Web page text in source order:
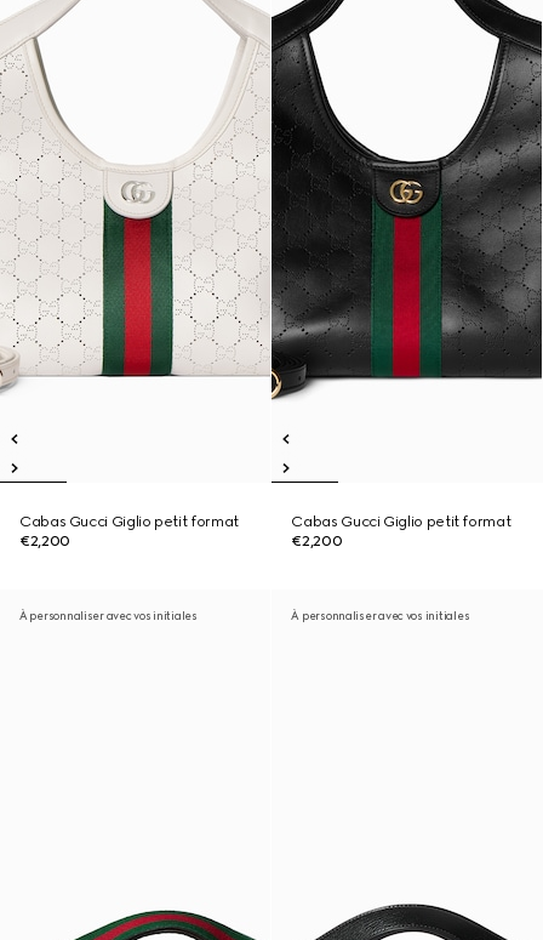
Cabas Gucci Giglio petit format
€2,200
Cabas Gucci Giglio petit format
€2,200
À personnaliser avec vos initiales À personnaliser avec vos initiales